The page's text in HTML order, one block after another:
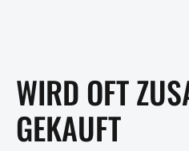
WIRD OFT
GEKAUFT